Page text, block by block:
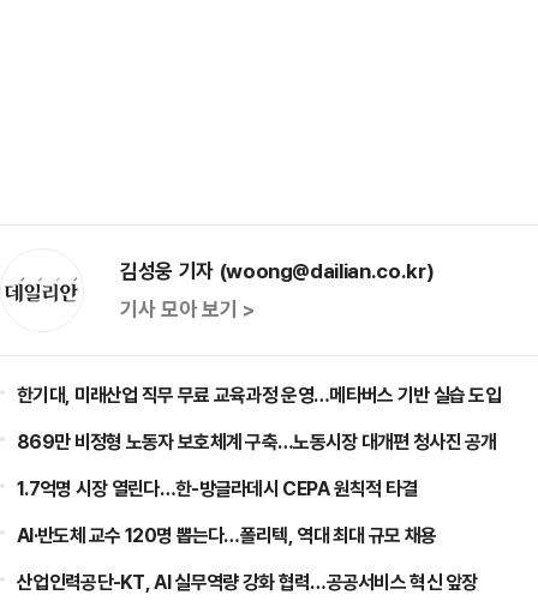
김성웅 기자 (woong@dailian.co.kr)
기사 모아 보기 >
한기대, 미래산업 직무 무료 교육과정 운영…메타버스 기반 실습 도입
869만 비정형 노동자 보호체계 구축…노동시장 대개편 청사진 공개
1.7억명 시장 열린다…한-방글라데시 CEPA 원칙적 타결
AI·반도체 교수 120명 뽑는다…폴리텍, 역대 최대 규모 채용
산업인력공단-KT, AI 실무역량 강화 협력…공공서비스 혁신 앞장